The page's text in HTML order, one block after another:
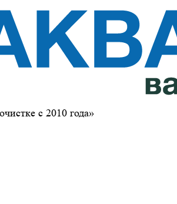
с 2010 года»